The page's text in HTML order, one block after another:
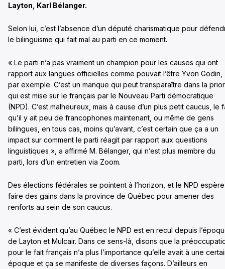
Layton, Karl Bélanger.
Selon lui, c’est l’absence d’un député charismatique pour
le bilinguisme qui fait mal au parti en ce moment.
« Le parti n’a pas vraiment un champion pour les causes qui ont
rapport aux langues officielles comme pouvait l’être Yvon Godin,
par exemple. C’est un manque qui peut transparaître dans la
qui est mise sur le français par le Nouveau Parti démocratique
(NPD). C’est malheureux, mais à cause d’un plus petit caucus, le
qu’il y ait peu de francophones maintenant, ou même de gens
bilingues, en tous cas, moins qu’avant, c’est certain que ça a un
impact sur comment le parti réagit par rapport aux questions
linguistiques », a affirmé M. Bélanger, qui n’est plus membre du
parti, lors d’un entretien via Zoom.
Des élections fédérales se pointent à l’horizon, et le NPD espère
faire des gains dans la province de Québec pour amener des
renforts au sein de son caucus.
« C’est évident qu’au Québec le NPD est en recul depuis
de Layton et Mulcair. Dans ce sens-là, disons que la
pour le fait français n’a plus l’importance qu’elle avait à une
époque et ça se manifeste de diverses façons. D’ailleurs en